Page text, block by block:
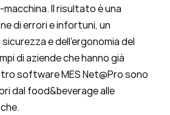
Il risultato è una
di errori e infortuni, un
e dell’ergonomia del
di aziende che hanno già
software MES Net@Pro sono
dal food&beverage alle